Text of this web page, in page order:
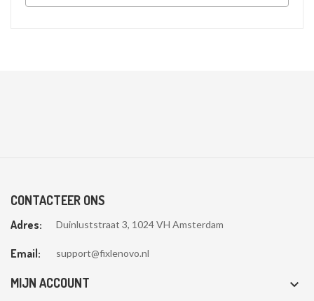
CONTACTEER ONS
Adres: Duinluststraat 3, 1024 VH Amsterdam
Email: support@fixlenovo.nl
MIJN ACCOUNT 